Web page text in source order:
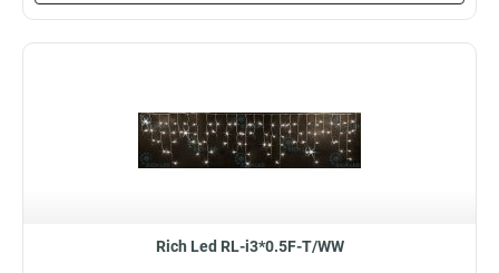
Rich Led RL-i3*0.5F-T/WW